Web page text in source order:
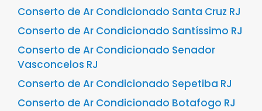
Conserto de Ar Condicionado Santa Cruz RJ
Conserto de Ar Condicionado Santíssimo RJ
Conserto de Ar Condicionado Senador
Vasconcelos RJ
Conserto de Ar Condicionado Sepetiba RJ
Conserto de Ar Condicionado Botafogo RJ